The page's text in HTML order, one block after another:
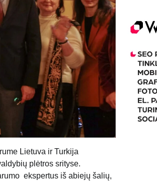
Lietuva ir Turkija
plėtros srityse.
ekspertus iš abiejų šalių,